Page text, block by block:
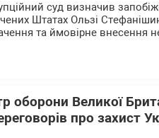
суд визначив
Штатах Ользі
та ймовірне внесення
оборони Великої
про захист